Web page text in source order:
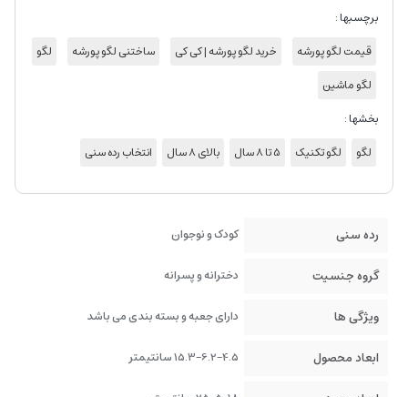
برچسبها :
قیمت لگو پورشه
خرید لگو پورشه | کی کی ساختنی لگو پورشه
لگو
لگو ماشین
بخشها :
لگو
لگو تکنیک 5 تا 8 سال بالای 8 سال انتخاب رده سنی
رده سنی کودک و نوجوان
گروه جنسیت دخترانه و پسرانه
ویژگی ها دارای جعبه و بسته بندی می باشد
ابعاد محصول 15.3-6.2-4.5 سانتیمتر